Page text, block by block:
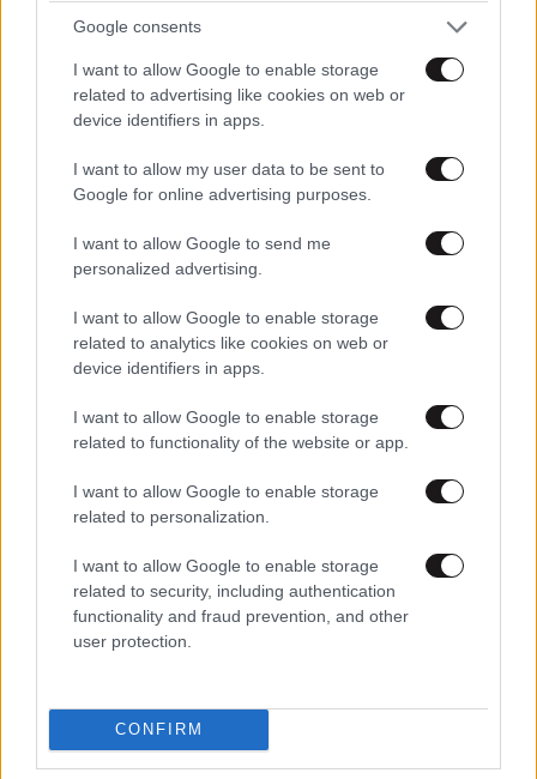
Google consents
I want to allow Google to enable storage
related to advertising like cookies on web or
device identifiers in apps.
I want to allow my user data to be sent to
Google for online advertising purposes.
I want to allow Google to send me
personalized advertising.
I want to allow Google to enable storage
related to analytics like cookies on web or
device identifiers in apps.
I want to allow Google to enable storage
related to functionality of the website or app.
I want to allow Google to enable storage
related to personalization.
I want to allow Google to enable storage
related to security, including authentication
functionality and fraud prevention, and other
user protection.
CONFIRM
Πώς αλλάζει η τεχνητή νοημοσύνη τον
εγκέφαλό σας; «Είναι σαν το TikTok και η
φαιντανύλη να απέκτησαν παιδί»
Πυρκαγιές στη Δυτική Αττική: Ψυχοκοινωνική
υποστήριξη από τον Ελληνικό Ερυθρό Σταυρό
στους πυρόπληκτους
Ακολουθήστε τοNEWSBEAST
και μάθετε πρώτοι όλες τις ειδήσεις